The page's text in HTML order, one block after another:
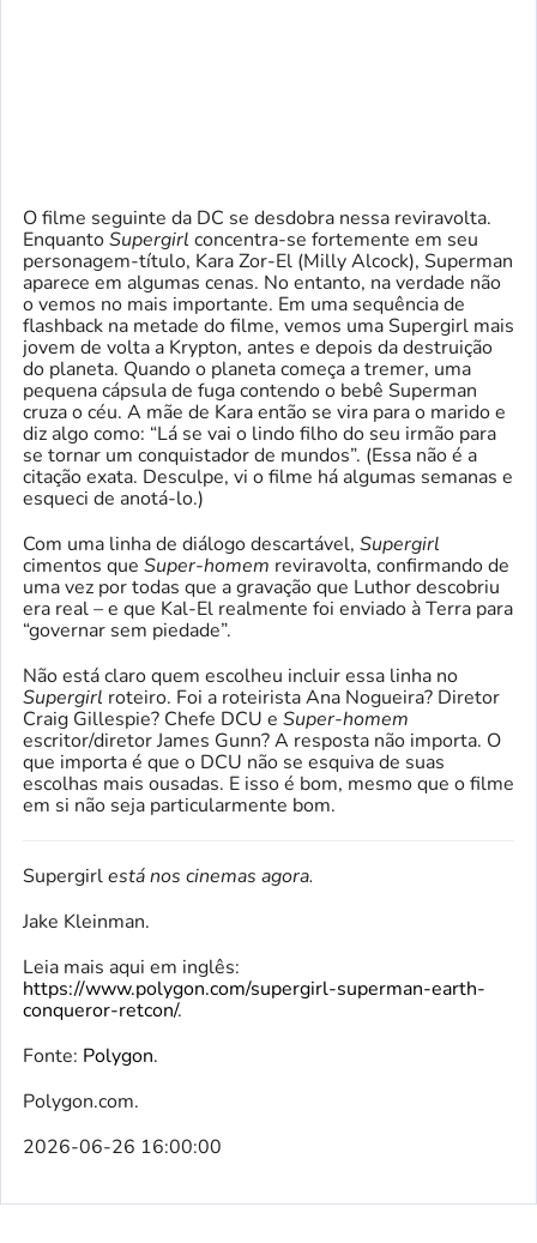
O filme seguinte da DC se desdobra nessa reviravolta.
EnquantoSupergirl concentra-se fortemente em seu
personagem-título, Kara Zor-El (Milly Alcock), Superman
aparece em algumas cenas. No entanto, na verdade não
o vemos no mais importante. Em uma sequência de
flashback na metade do filme, vemos uma Supergirl mais
jovem de volta a Krypton, antes e depois da destruição
do planeta. Quando o planeta começa a tremer, uma
pequena cápsula de fuga contendo o bebê Superman
cruza o céu. A mãe de Kara então se vira para o marido e
diz algo como: “Lá se vai o lindo filho do seu irmão para
se tornar um conquistador de mundos”. (Essa não é a
citação exata. Desculpe, vi o filme há algumas semanas e
esqueci de anotá-lo.)
Com uma linha de diálogo descartável, Supergirl
cimentos que Super-homem reviravolta, confirmando de
uma vez por todas que a gravação que Luthor descobriu
era real – e que Kal-El realmente foi enviado à Terra para
“governar sem piedade”.
Não está claro quem escolheu incluir essa linha no
Supergirl roteiro. Foi a roteirista Ana Nogueira? Diretor
Craig Gillespie? Chefe DCU e Super-homem
escritor/diretor James Gunn? A resposta não importa. O
que importa é que o DCU não se esquiva de suas
escolhas mais ousadas. E isso é bom, mesmo que o filme
em si não seja particularmente bom.
Supergirlestá nos cinemas agora.
Jake Kleinman.
Leia mais aqui em inglês:
https://www.polygon.com/supergirl-superman-earth-
conqueror-retcon/.
Fonte: Polygon.
Polygon.com.
2026-06-26 16:00:00